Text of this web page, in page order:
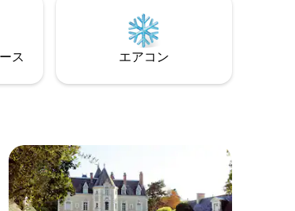
ス エアコン